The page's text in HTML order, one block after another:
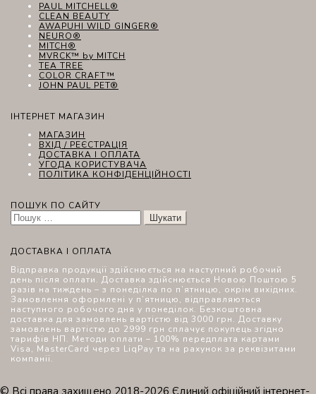
PAUL MITCHELL®
CLEAN BEAUTY
AWAPUHI WILD GINGER®
NEURO®
MITCH®
MVRCK™ by MITCH
TEA TREE
COLOR CRAFT™
JOHN PAUL PET®
ІНТЕРНЕТ МАГАЗИН
МАГАЗИН
ВХІД / РЕЄСТРАЦІЯ
ДОСТАВКА І ОПЛАТА
УГОДА КОРИСТУВАЧА
ПОЛІТИКА КОНФІДЕНЦІЙНОСТІ
ПОШУК ПО САЙТУ
Пошук:
ДОСТАВКА І ОПЛАТА
Відправка продукції здійснюється на наступний робочий
день після оплати. Доставка здійснюється Новою Поштою 5
разів на тиждень – з понеділка по п’ятницю, окрім вихідних.
Замовлення оформлені у п’ятницю, відправляються
наступного робочого дня у понеділок. Безкоштовна
доставка для замовлень вартістю від 3000 грн. Доставку
замовлень вартістю до 2999 грн сплачує покупець згідно
тарифів НП. Методи оплати – 100% передплата картами
Visa, MasterCard через LiqPay та на рахунок за реквізитами
компанії.